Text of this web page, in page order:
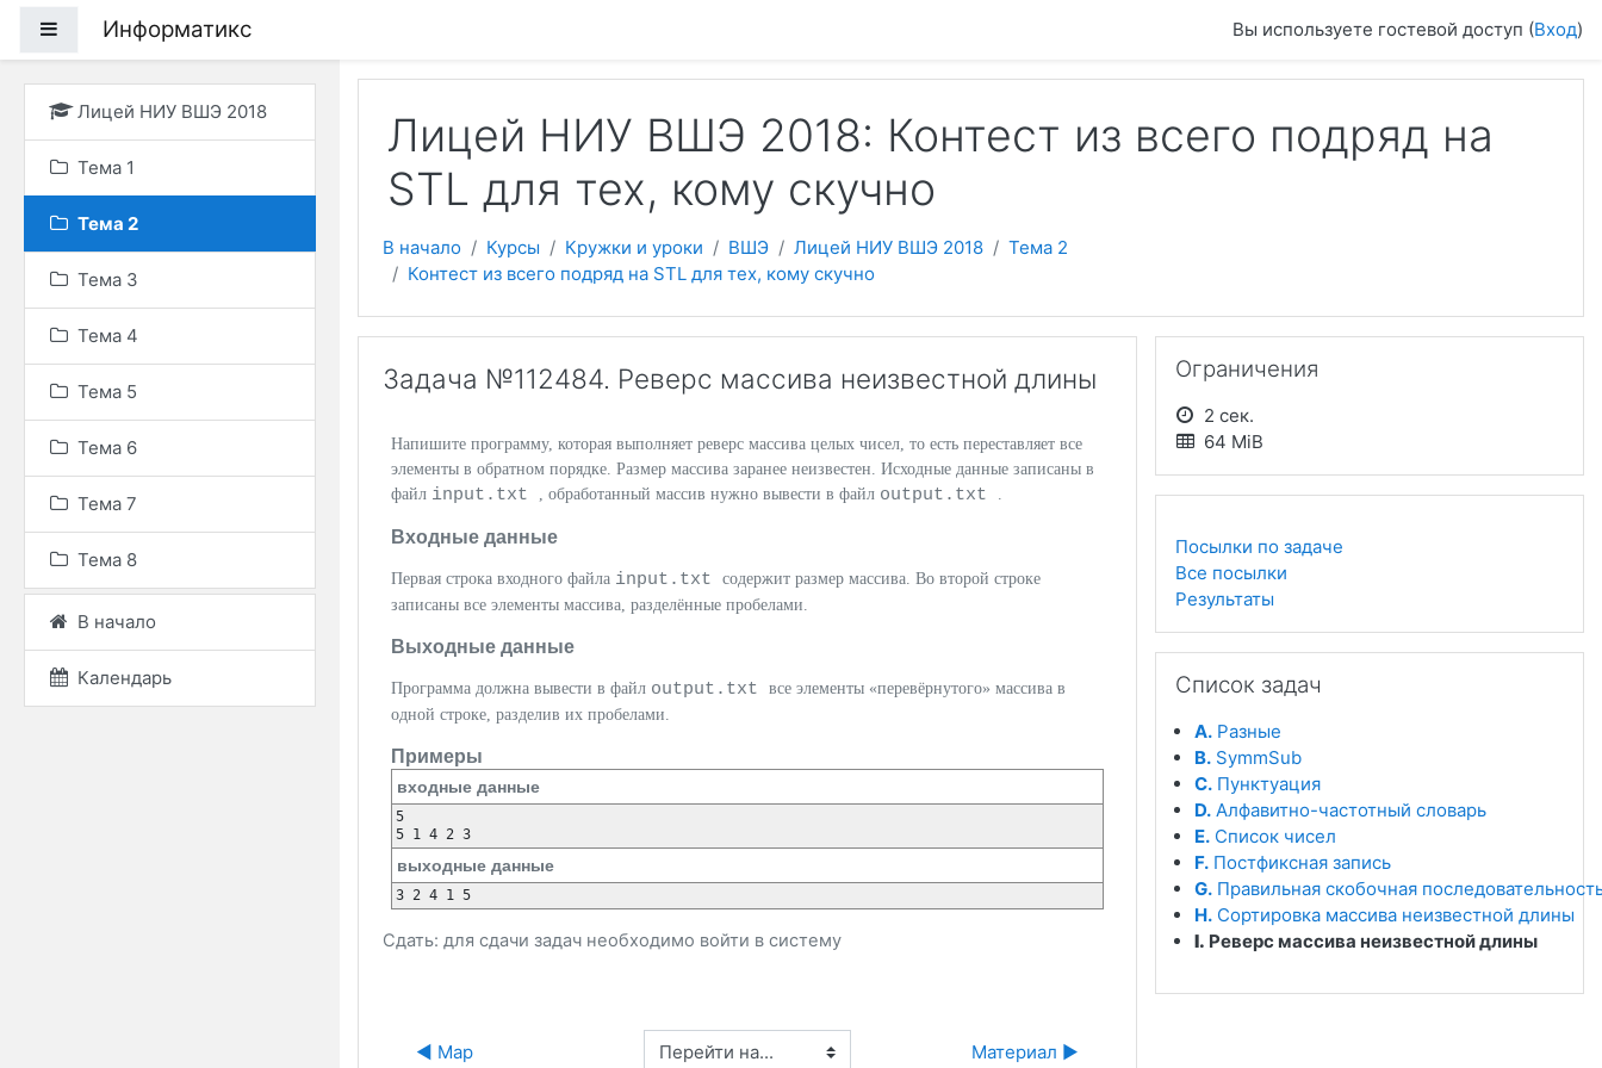
Боковая панель
Информатикс Вы используете гостевой доступ (Вход)
Лицей НИУ ВШЭ 2018
Тема 1
Тема 2
Тема 3
Тема 4
Тема 5
Тема 6
Тема 7
Тема 8
В начало
Календарь
Лицей НИУ ВШЭ 2018: Контест из всего подряд на
STL для тех, кому скучно
В начало Курсы Кружки и уроки ВШЭ Лицей НИУ ВШЭ 2018
Тема 2
Контест из всего подряд на STL для тех, кому скучно
Задача №112484. Реверс массива неизвестной длины
Напишите программу, которая выполняет реверс массива целых чисел, то есть переставляет все
элементы в обратном порядке. Размер массива заранее неизвестен. Исходные данные записаны в
файл input.txt , обработанный массив нужно вывести в файл output.txt .
Входные данные
Первая строка входного файла input.txt содержит размер массива. Во второй строке
записаны все элементы массива, разделённые пробелами.
Выходные данные
Программа должна вывести в файл output.txt все элементы «перевёрнутого» массива в
одной строке, разделив их пробелами.
Примеры
входные данные
5
выходные данные
Сдать: для сдачи задач необходимо войти в систему
◀︎ Map Перейти на... Материал ▶︎
Ограничения
2 сек.
64 MiB
Посылки по задаче
Все посылки
Результаты
Список задач
A. Разные
B. SymmSub
C. Пунктуация
D. Алфавитно-частотный словарь
E. Список чисел
F. Постфиксная запись
G. Правильная скобочная
H. Сортировка массива неизвестной длины
I. Реверс массива неизвестной длины